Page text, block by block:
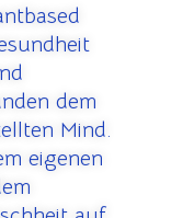
dem
Mind.
eigenen